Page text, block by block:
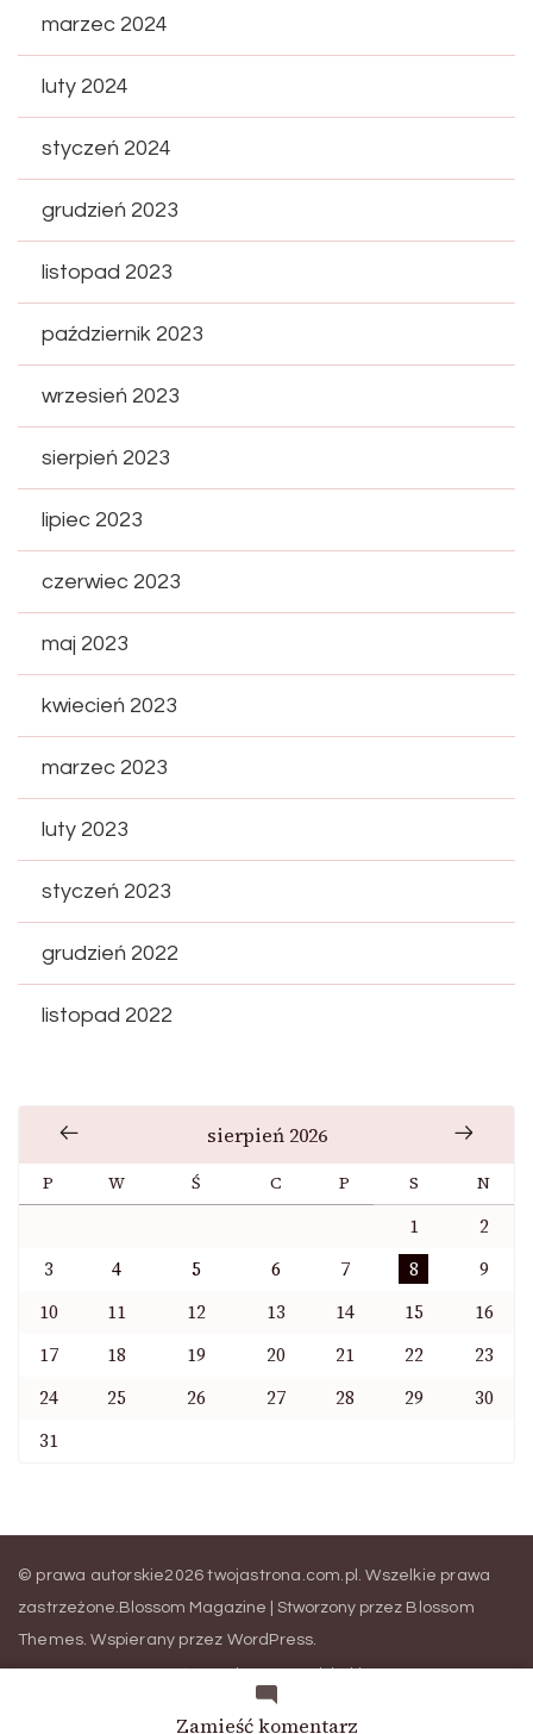
Zamieść komentarzwe
marzec 2024
luty 2024
styczeń 2024
grudzień 2023
listopad 2023
październik 2023
wrzesień 2023
sierpień 2023
lipiec 2023
czerwiec 2023
maj 2023
kwiecień 2023
marzec 2023
luty 2023
styczeń 2023
grudzień 2022
listopad 2022
sierpień 2026
P W Ś C P S N
1
2
3
4 5 6 7 8
9
10
11 12 13 14 15
16
17
18 19 20 21 22
23
24
25 26 27 28 29
30
31
© prawa autorskie2026twojastrona.com.pl . Wszelkie prawa
zastrzeżone. Blossom Magazine | Stworzony przez Blossom
Themes. Wspierany przez WordPress.
Prowadzenie konta Instagram